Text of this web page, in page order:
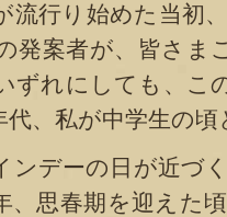
流行り始めた当初
発案者が、皆さま
ずれにしても、こ
、私が中学生の頃
デーの日が近づ
、思春期を迎えた